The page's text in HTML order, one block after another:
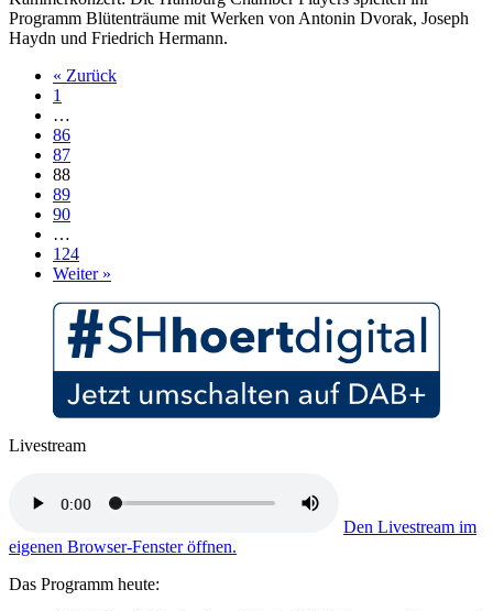
Programm Blütenträume mit Werken von Antonin Dvorak, Joseph
Haydn und Friedrich Hermann.
« Zurück
1
…
86
87
88
89
90
…
124
Weiter »
Livestream
Den Livestream im
eigenen Browser-Fenster öffnen.
Das Programm heute: